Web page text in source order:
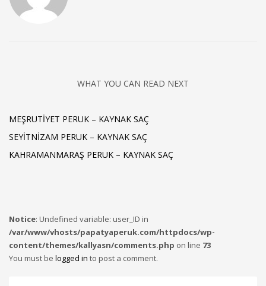
WHAT YOU CAN READ NEXT
MEŞRUTIYET PERUK – KAYNAK SAÇ
SEYITNIZAM PERUK – KAYNAK SAÇ
KAHRAMANMARAŞ PERUK – KAYNAK SAÇ
Notice: Undefined variable: user_ID in
/var/www/vhosts/papatyaperuk.com/httpdocs/wp-
content/themes/kallyasn/comments.php on line 73
You must be logged in to post a comment.